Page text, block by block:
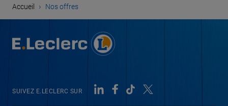
Accueil › Nos offres
SUIVEZ E.LECLERC SUR